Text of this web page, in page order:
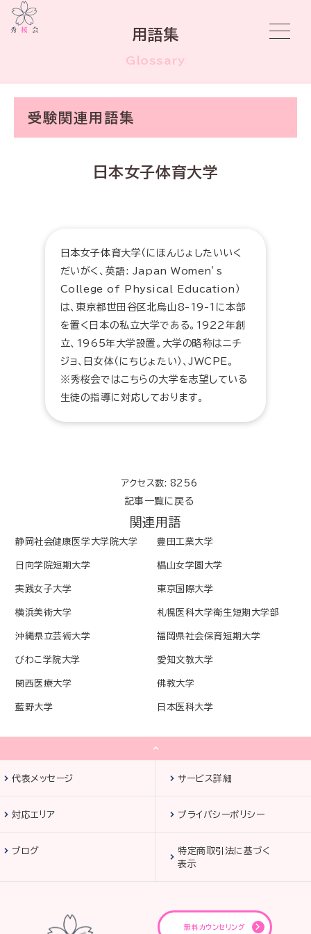
用語集
Glossary
受験関連用語集
日本女子体育大学
日本女子体育大学（にほんじょしたいいく
だいがく、英語: Japan Women’s
College of Physical Education）
は、東京都世田谷区北烏山8-19-1に本部
を置く日本の私立大学である。1922年創
立、1965年大学設置。大学の略称はニチ
ジョ、日女体（にちじょたい）、JWCPE。
※秀桜会ではこちらの大学を志望している
生徒の指導に対応しております。
アクセス数: 8256
記事一覧に戻る
関連用語
静岡社会健康医学大学院大学 豊田工業大学
日向学院短期大学 椙山女学園大学
実践女子大学 東京国際大学
横浜美術大学 札幌医科大学衛生短期大学部
沖縄県立芸術大学 福岡県社会保育短期大学
びわこ学院大学 愛知文教大学
関西医療大学 佛教大学
藍野大学 日本医科大学
代表メッセージ サービス詳細
対応エリア プライバシーポリシー
ブログ
特定商取引法に基づく
表示
無料カウンセリング